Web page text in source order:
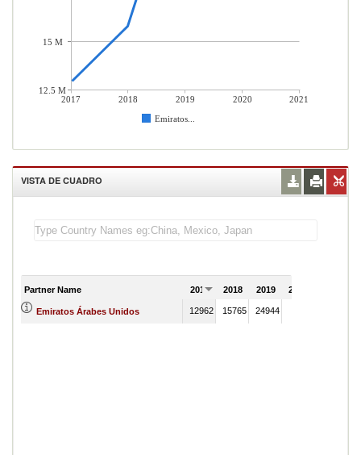
2017 2018 2019 2020
2021
Emiratos...
15 M
12.5 M
VISTA DE CUADRO
Partner Name 2017 2018 2019 2020
Emiratos Árabes Unidos 12962 15765 24944